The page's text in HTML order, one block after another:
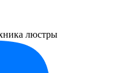
люстры